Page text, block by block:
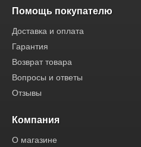
Помощь покупателю
Доставка и оплата
Гарантия
Возврат товара
Вопросы и ответы
Отзывы
Компания
О магазине